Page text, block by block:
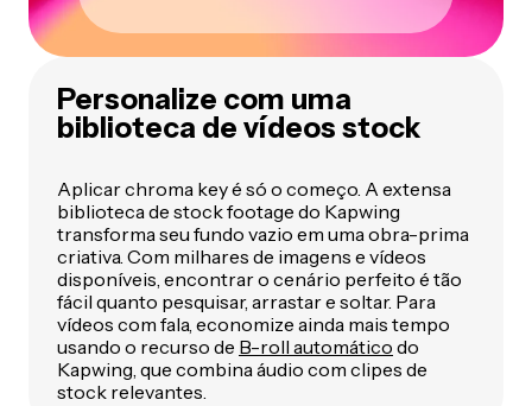
Personalize com uma
biblioteca de vídeos stock
Aplicar chroma key é só o começo. A extensa
biblioteca de stock footage do Kapwing
transforma seu fundo vazio em uma obra-prima
criativa. Com milhares de imagens e vídeos
disponíveis, encontrar o cenário perfeito é tão
fácil quanto pesquisar, arrastar e soltar. Para
vídeos com fala, economize ainda mais tempo
usando o recurso de B-roll automático do
Kapwing, que combina áudio com clipes de
stock relevantes.